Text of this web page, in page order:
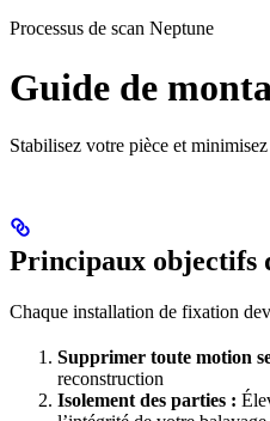
Processus de scan Neptune
Guide de
Stabilisez votre pièce et
Principaux objectifs
Chaque installation de fixation
Supprimer toute motion
reconstruction
Isolement des parties :